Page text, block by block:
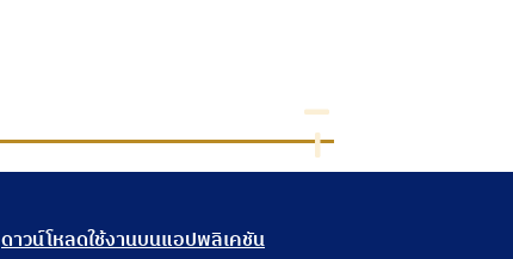
ดาวน์โหลดใช้งานบนแอปพลิเคชัน